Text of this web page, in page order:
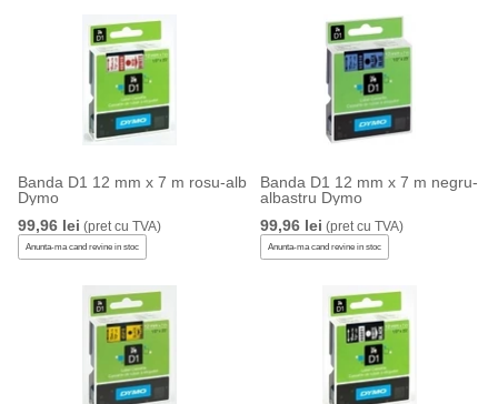
Banda D1 12 mm x 7 m rosu-alb
Dymo
99,96 lei (pret cu TVA)
Anunta-ma cand revine in stoc
Banda D1 12 mm x 7 m negru-
albastru Dymo
99,96 lei (pret cu TVA)
Anunta-ma cand revine in stoc